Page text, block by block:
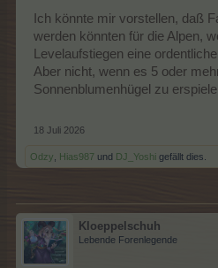
Ich könnte mir vorstellen, daß
werden könnten für die Alpen,
Levelaufstiegen eine
Aber nicht, wenn es 5 oder
Sonnenblumenhügel zu
18 Juli 2026
Odzy Hias987 und DJ_Yoshi gefällt dies.
Kloeppelschuh
Lebende Forenlegende